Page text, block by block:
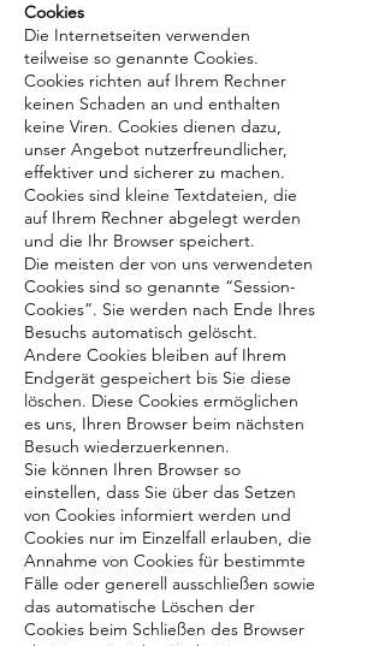
Cookies
Die Internetseiten verwenden
teilweise so genannte Cookies.
Cookies richten auf Ihrem Rechner
keinen Schaden an und enthalten
keine Viren. Cookies dienen dazu,
unser Angebot nutzerfreundlicher,
effektiver und sicherer zu machen.
Cookies sind kleine Textdateien, die
auf Ihrem Rechner abgelegt werden
und die Ihr Browser speichert.
Die meisten der von uns verwendeten
Cookies sind so genannte “Session-
Cookies”. Sie werden nach Ende Ihres
Besuchs automatisch gelöscht.
Andere Cookies bleiben auf Ihrem
Endgerät gespeichert bis Sie diese
löschen. Diese Cookies ermöglichen
es uns, Ihren Browser beim nächsten
Besuch wiederzuerkennen.
Sie können Ihren Browser so
einstellen, dass Sie über das Setzen
von Cookies informiert werden und
Cookies nur im Einzelfall erlauben, die
Annahme von Cookies für bestimmte
Fälle oder generell ausschließen sowie
das automatische Löschen der
Cookies beim Schließen des Browser